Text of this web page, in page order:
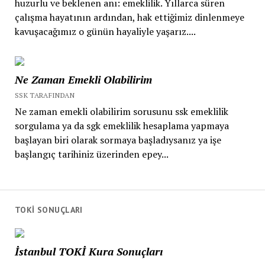
huzurlu ve beklenen anı: emeklilik. Yıllarca süren
çalışma hayatının ardından, hak ettiğimiz dinlenmeye
kavuşacağımız o günün hayaliyle yaşarız....
Ne Zaman Emekli Olabilirim
SSK TARAFINDAN
Ne zaman emekli olabilirim sorusunu ssk emeklilik
sorgulama ya da sgk emeklilik hesaplama yapmaya
başlayan biri olarak sormaya başladıysanız ya işe
başlangıç tarihiniz üzerinden epey...
TOKİ SONUÇLARI
İstanbul TOKİ Kura Sonuçları